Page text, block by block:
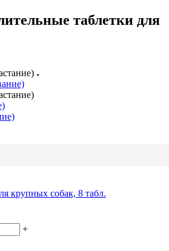
таблетки для
крупных собак, 8 табл.
+